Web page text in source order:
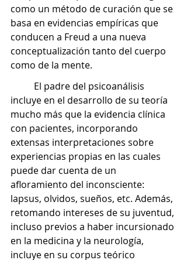
como un método de curación que se
basa en evidencias empíricas que
conducen a Freud a una nueva
conceptualización tanto del cuerpo
como de la mente.
incluye en el desarrollo de su teoría
mucho más que la evidencia clínica
con pacientes, incorporando
extensas interpretaciones sobre
experiencias propias en las cuales
puede dar cuenta de un
afloramiento del inconsciente:
lapsus, olvidos, sueños, etc. Además,
retomando intereses de su juventud,
incluso previos a haber incursionado
en la medicina y la neurología,
incluye en su corpus teórico